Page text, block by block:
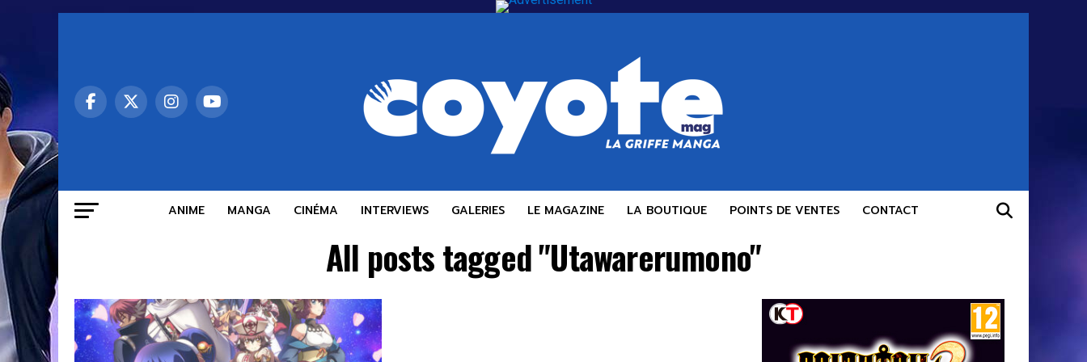
ANIME MANGA CINÉMA INTERVIEWS GALERIES LE MAGAZINE LA BOUTIQUE POINTS DE VENTES CONTACT
All posts tagged "Utawarerumono"